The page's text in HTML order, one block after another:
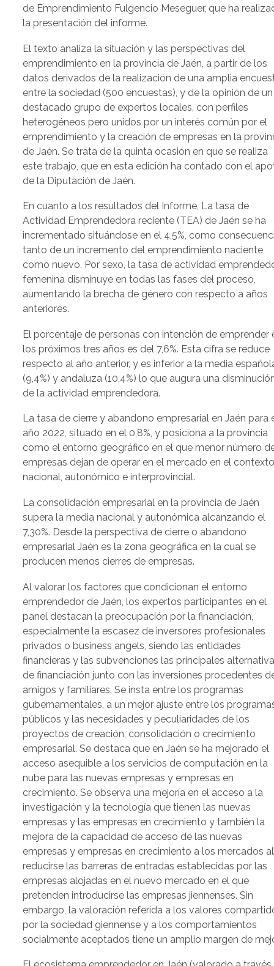
de Emprendimiento Fulgencio Meseguer, que ha
la presentación del informe.
El texto analiza la situación y las perspectivas del
emprendimiento en la provincia de Jaén, a partir de los
datos derivados de la realización de una amplia
entre la sociedad (500 encuestas), y de la opinión de un
destacado grupo de expertos locales, con perfiles
heterogéneos pero unidos por un interés común por el
emprendimiento y la creación de empresas en la
de Jaén. Se trata de la quinta ocasión en que se realiza
este trabajo, que en esta edición ha contado con el
de la Diputación de Jaén.
En cuanto a los resultados del Informe, La tasa de
Actividad Emprendedora reciente (TEA) de Jaén se ha
incrementado situándose en el 4,5%, como
tanto de un incremento del emprendimiento naciente
como nuevo. Por sexo, la tasa de actividad
femenina disminuye en todas las fases del proceso,
aumentando la brecha de género con respecto a años
anteriores.
El porcentaje de personas con intención de emprender
los próximos tres años es del 7,6%. Esta cifra se reduce
respecto al año anterior, y es inferior a la media
(9,4%) y andaluza (10,4%) lo que augura una
de la actividad emprendedora.
La tasa de cierre y abandono empresarial en Jaén para
año 2022, situado en el 0,8%, y posiciona a la provincia
como el entorno geográfico en el que menor número
empresas dejan de operar en el mercado en el
nacional, autonómico e interprovincial.
La consolidación empresarial en la provincia de Jaén
supera la media nacional y autonómica alcanzando el
7,30%. Desde la perspectiva de cierre o abandono
empresarial Jaén es la zona geográfica en la cual se
producen menos cierres de empresas.
Al valorar los factores que condicionan el entorno
emprendedor de Jaén, los expertos participantes en el
panel destacan la preocupación por la financiación,
especialmente la escasez de inversores profesionales
privados o business angels, siendo las entidades
financieras y las subvenciones las principales
de financiación junto con las inversiones procedentes
amigos y familiares. Se insta entre los programas
gubernamentales, a un mejor ajuste entre los
públicos y las necesidades y peculiaridades de los
proyectos de creación, consolidación o crecimiento
empresarial. Se destaca que en Jaén se ha mejorado el
acceso asequible a los servicios de computación en la
nube para las nuevas empresas y empresas en
crecimiento. Se observa una mejoría en el acceso a la
investigación y la tecnología que tienen las nuevas
empresas y las empresas en crecimiento y también la
mejora de la capacidad de acceso de las nuevas
empresas y empresas en crecimiento a los mercados al
reducirse las barreras de entradas establecidas por las
empresas alojadas en el nuevo mercado en el que
pretenden introducirse las empresas jiennenses. Sin
embargo, la valoración referida a los valores
por la sociedad giennense y a los comportamientos
socialmente aceptados tiene un amplio margen de